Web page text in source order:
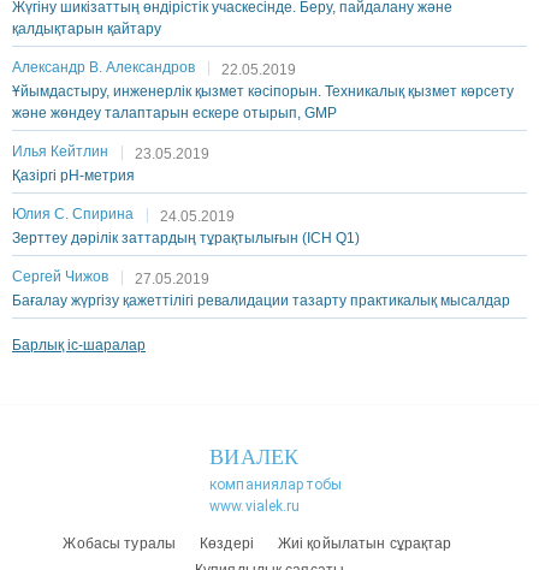
Жүгіну шикізаттың өндірістік учаскесінде. Беру, пайдалану және
қалдықтарын қайтару
Александр В. Александров
22.05.2019
Ұйымдастыру, инженерлік қызмет кәсіпорын. Техникалық қызмет көрсету
және жөндеу талаптарын ескере отырып, GMP
Илья Кейтлин
23.05.2019
Қазіргі рН-метрия
Юлия С. Спирина
24.05.2019
Зерттеу дәрілік заттардың тұрақтылығын (ICH Q1)
Сергей Чижов
27.05.2019
Бағалау жүргізу қажеттілігі ревалидации тазарту практикалық мысалдар
Барлық іс-шаралар
ВИАЛЕК
компаниялар тобы
www.vialek.ru
Жобасы туралы Көздері
Жиі қойылатын сұрақтар